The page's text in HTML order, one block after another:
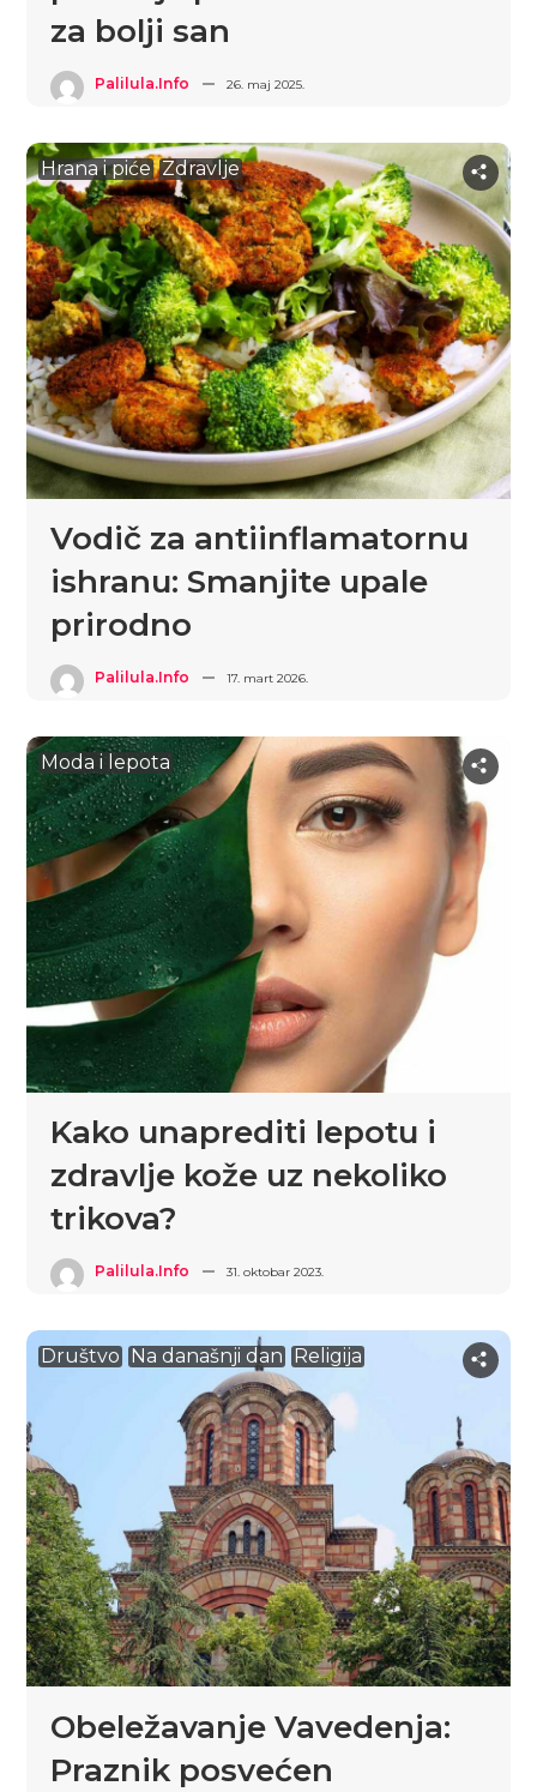
za bolji san
Palilula.info 26. maj 2025.
Hrana i piće Zdravlje
Vodič za antiinflamatornu
ishranu: Smanjite upale
prirodno
Palilula.info 17. mart 2026.
Moda i lepota
Kako unaprediti lepotu i
zdravlje kože uz nekoliko
trikova?
Palilula.info 31. oktobar 2023.
Društvo Na današnji dan Religija
Obeležavanje Vavedenja:
Praznik posvećen